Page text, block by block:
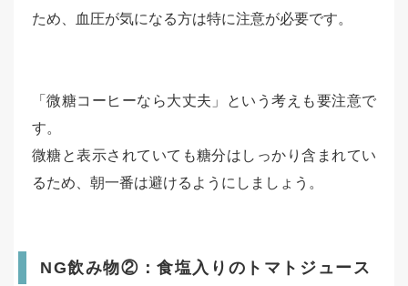
ため、血圧が気になる方は特に注意が必要です。
「微糖コーヒーなら大丈夫」という考えも要注意で
す。
微糖と表示されていても糖分はしっかり含まれてい
るため、朝一番は避けるようにしましょう。
NG飲み物②：食塩入りのトマトジュース